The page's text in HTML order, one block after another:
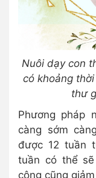
Nuôi dạy con
có khoảng
thư
Phương pháp
càng sớm
được 12 tuần
tuần có thể
công cũng